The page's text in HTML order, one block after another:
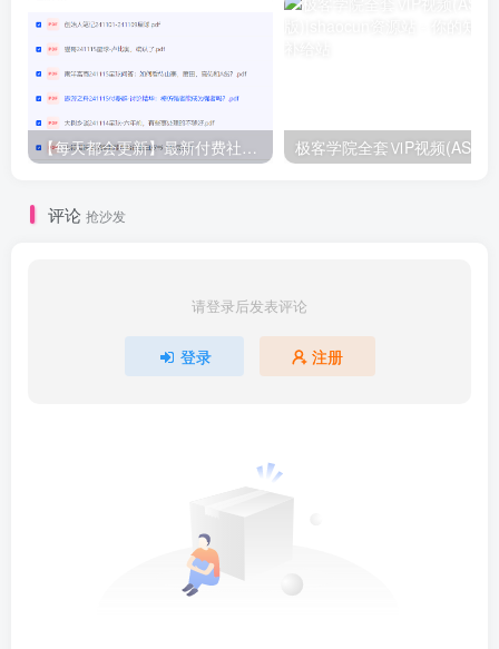
【每天都会更新】最新付费社群公众号文章 极客学院全套ⅥP视频(AS版)
评论 抢沙发
请登录后发表评论
登录 注册